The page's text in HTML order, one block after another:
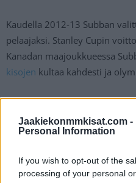
Jaakiekonmmkisat.com -
Personal Information
If you wish to opt-out of the
processing of your personal
Kaudella 2012-13 Subban
pelaajaksi. Stanley Cupin
Kanadan maajoukkueessa
kisojen kultaa kahdesti ja
THANK YOU!
— P.K. Subban